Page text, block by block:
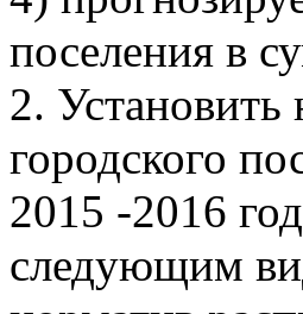
поселения в
2. Установить
городского
2015 -2016
следующим